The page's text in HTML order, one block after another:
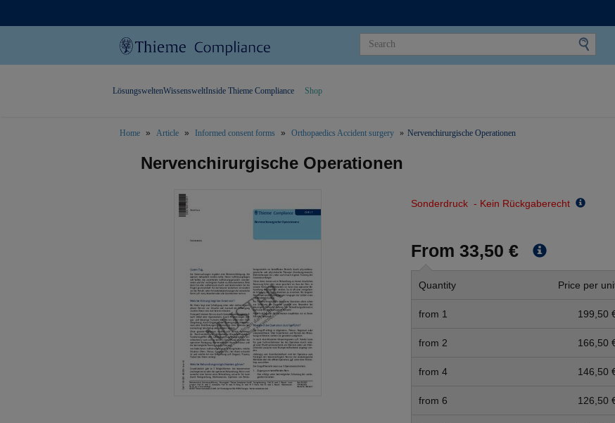
LösungsweltenWissensweltInside Thieme Compliance Shop
Home Article Informed consent forms Orthopaedics Accident surgery Nervenchirurgische Operationen
Nervenchirurgische Operationen
Sonderdruck - Kein Rückgaberecht
From 33,50 €
Quantity Price per
from 1 199,50
from 2 166,50
from 4 146,50
from 6 126,50